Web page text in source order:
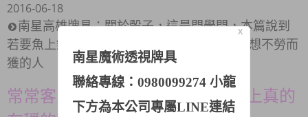
2016-06-18
南星高雄牌具：關於骰子，這是門學問，本篇說到
若要魚上鉤 必先上香餌 沒有不勞而獲，只有想不勞而
獲的人
常常客人都會說 他要穩的 這世界上真的
X
南星魔術透視牌具
聯絡專線：0980099274 小龍
下方為本公司專屬LINE連結